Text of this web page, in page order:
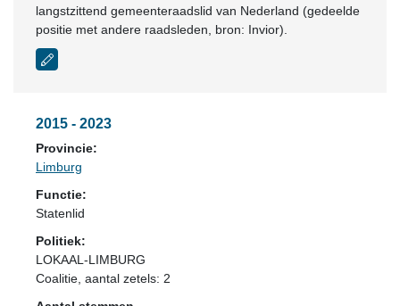
langstzittend gemeenteraadslid van Nederland (gedeelde
positie met andere raadsleden, bron: Invior).
2015 - 2023
Provincie:
Limburg
Functie:
Statenlid
Politiek:
LOKAAL-LIMBURG
Coalitie , aantal zetels: 2